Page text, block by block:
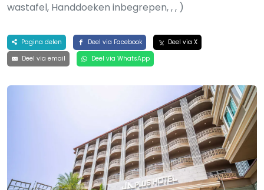
wastafel, Handdoeken inbegrepen, , , )
Pagina delen Deel via Facebook
Deel via X
Deel via email
Deel via WhatsApp